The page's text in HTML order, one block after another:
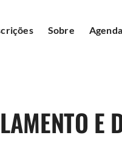
Sobre Agenda
E